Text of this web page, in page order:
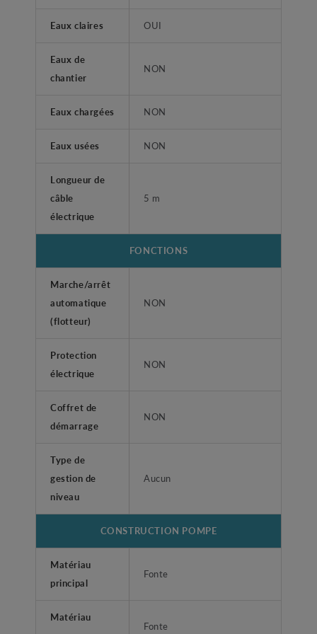
Eaux claires OUI
Eaux de
chantier
NON
Eaux chargées NON
Eaux usées NON
Longueur de
câble
électrique
5 m
FONCTIONS
Marche/arrêt
automatique
(flotteur)
NON
Protection
électrique
NON
Coffret de
démarrage
NON
Type de
gestion de
niveau
Aucun
CONSTRUCTION POMPE
Matériau
principal
Fonte
Matériau
Fonte